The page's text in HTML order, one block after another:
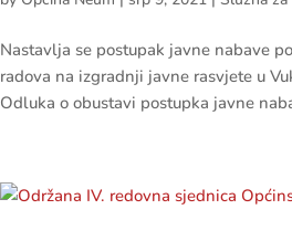
Nastavlja se postupak javne nabave
radova na izgradnji javne rasvjete u
Odluka o obustavi postupka javne